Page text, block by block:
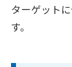
ターゲット
す。